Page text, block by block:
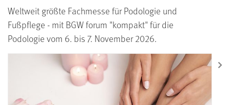
Weltweit größte Fachmesse für Podologie und
Fußpflege - mit BGW forum "kompakt" für die
Podologie vom 6. bis 7. November 2026.